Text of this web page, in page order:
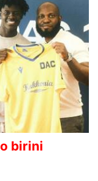
o birini